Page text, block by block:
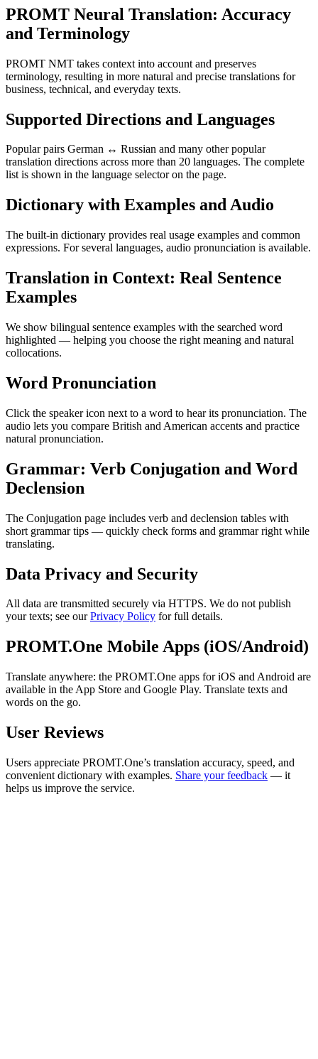
PROMT Neural Translation: Accuracy
and Terminology
PROMT NMT takes context into account and preserves
terminology, resulting in more natural and precise translations for
business, technical, and everyday texts.
Supported Directions and Languages
Popular pairs German ↔ Russian and many other popular
translation directions across more than 20 languages. The complete
list is shown in the language selector on the page.
Dictionary with Examples and Audio
The built-in dictionary provides real usage examples and common
expressions. For several languages, audio pronunciation is available.
Translation in Context: Real Sentence
Examples
We show bilingual sentence examples with the searched word
highlighted — helping you choose the right meaning and natural
collocations.
Word Pronunciation
Click the speaker icon next to a word to hear its pronunciation. The
audio lets you compare British and American accents and practice
natural pronunciation.
Grammar: Verb Conjugation and Word
Declension
The Conjugation page includes verb and declension tables with
short grammar tips — quickly check forms and grammar right while
translating.
Data Privacy and Security
All data are transmitted securely via HTTPS. We do not publish
your texts; see ourPrivacy Policy for full details.
PROMT.One Mobile Apps (iOS/Android)
Translate anywhere: the PROMT.One apps for iOS and Android are
available in the App Store and Google Play. Translate texts and
words on the go.
User Reviews
Users appreciate PROMT.One’s translation accuracy, speed, and
convenient dictionary with examples. Share your feedback — it
helps us improve the service.